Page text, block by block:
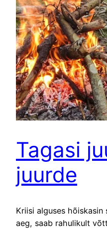
Tagasi
juurde
Kriisi alguses
aeg, saab rahulikult